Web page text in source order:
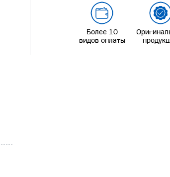
Более 10
видов оплаты